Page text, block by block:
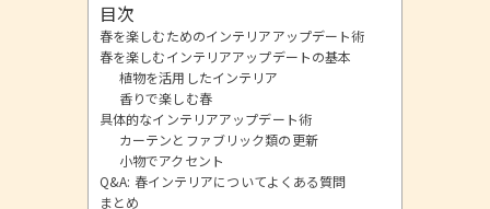
目次
春を楽しむためのインテリアアップデート術
春を楽しむインテリアアップデートの基本
植物を活用したインテリア
香りで楽しむ春
具体的なインテリアアップデート術
カーテンとファブリック類の更新
小物でアクセント
Q&A: 春インテリアについてよくある質問
まとめ